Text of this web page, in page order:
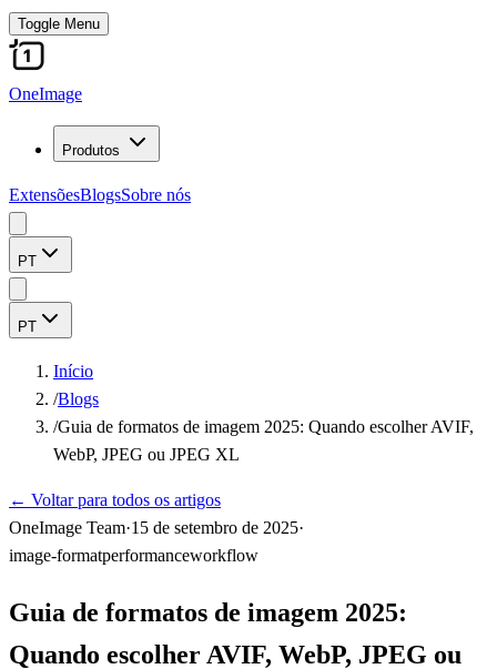
Toggle Menu
OneImage
Produtos
ExtensõesBlogsSobre nós
PT
PT
Início
/Blogs
/Guia de formatos de imagem 2025: Quando escolher AVIF,
WebP, JPEG ou JPEG XL
← Voltar para todos os artigos
OneImage Team·15 de setembro de 2025·
image-formatperformanceworkflow
Guia de formatos de imagem 2025:
Quando escolher AVIF, WebP, JPEG ou